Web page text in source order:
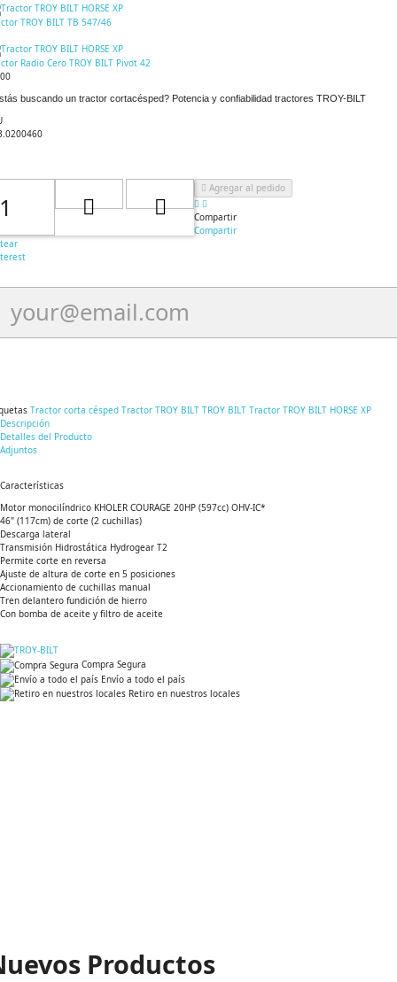
TROY BILT TB 547/46
Radio Cero TROY BILT Pivot 42
buscando un tractor cortacésped? Potencia y confiabilidad tractores TROY-BILT
Agregar al pedido
Compartir
Compartir
Tractor corta césped Tractor TROY BILT TROY BILT Tractor TROY BILT HORSE XP
Descripción
Detalles del Producto
Adjuntos
Características
Motor monocilíndrico KHOLER COURAGE 20HP (597cc) OHV-IC*
46" (117cm) de corte (2 cuchillas)
Descarga lateral
Transmisión Hidrostática Hydrogear T2
Permite corte en reversa
Ajuste de altura de corte en 5 posiciones
Accionamiento de cuchillas manual
Tren delantero fundición de hierro
Con bomba de aceite y filtro de aceite
Compra Segura
Envío a todo el país
Retiro en nuestros locales
Productos